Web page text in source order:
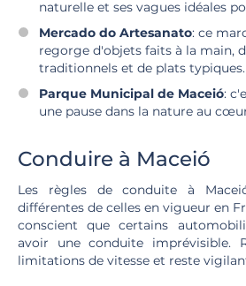
naturelle et ses vagues idéales
Mercado do Artesanato: ce
regorge d'objets faits à la main,
traditionnels et de plats typiques.
Parque Municipal de Maceió:
une pause dans la nature au
Conduire à Maceió
Les règles de conduite à
différentes de celles en vigueur en
conscient que certains
avoir une conduite imprévisible.
limitations de vitesse et reste